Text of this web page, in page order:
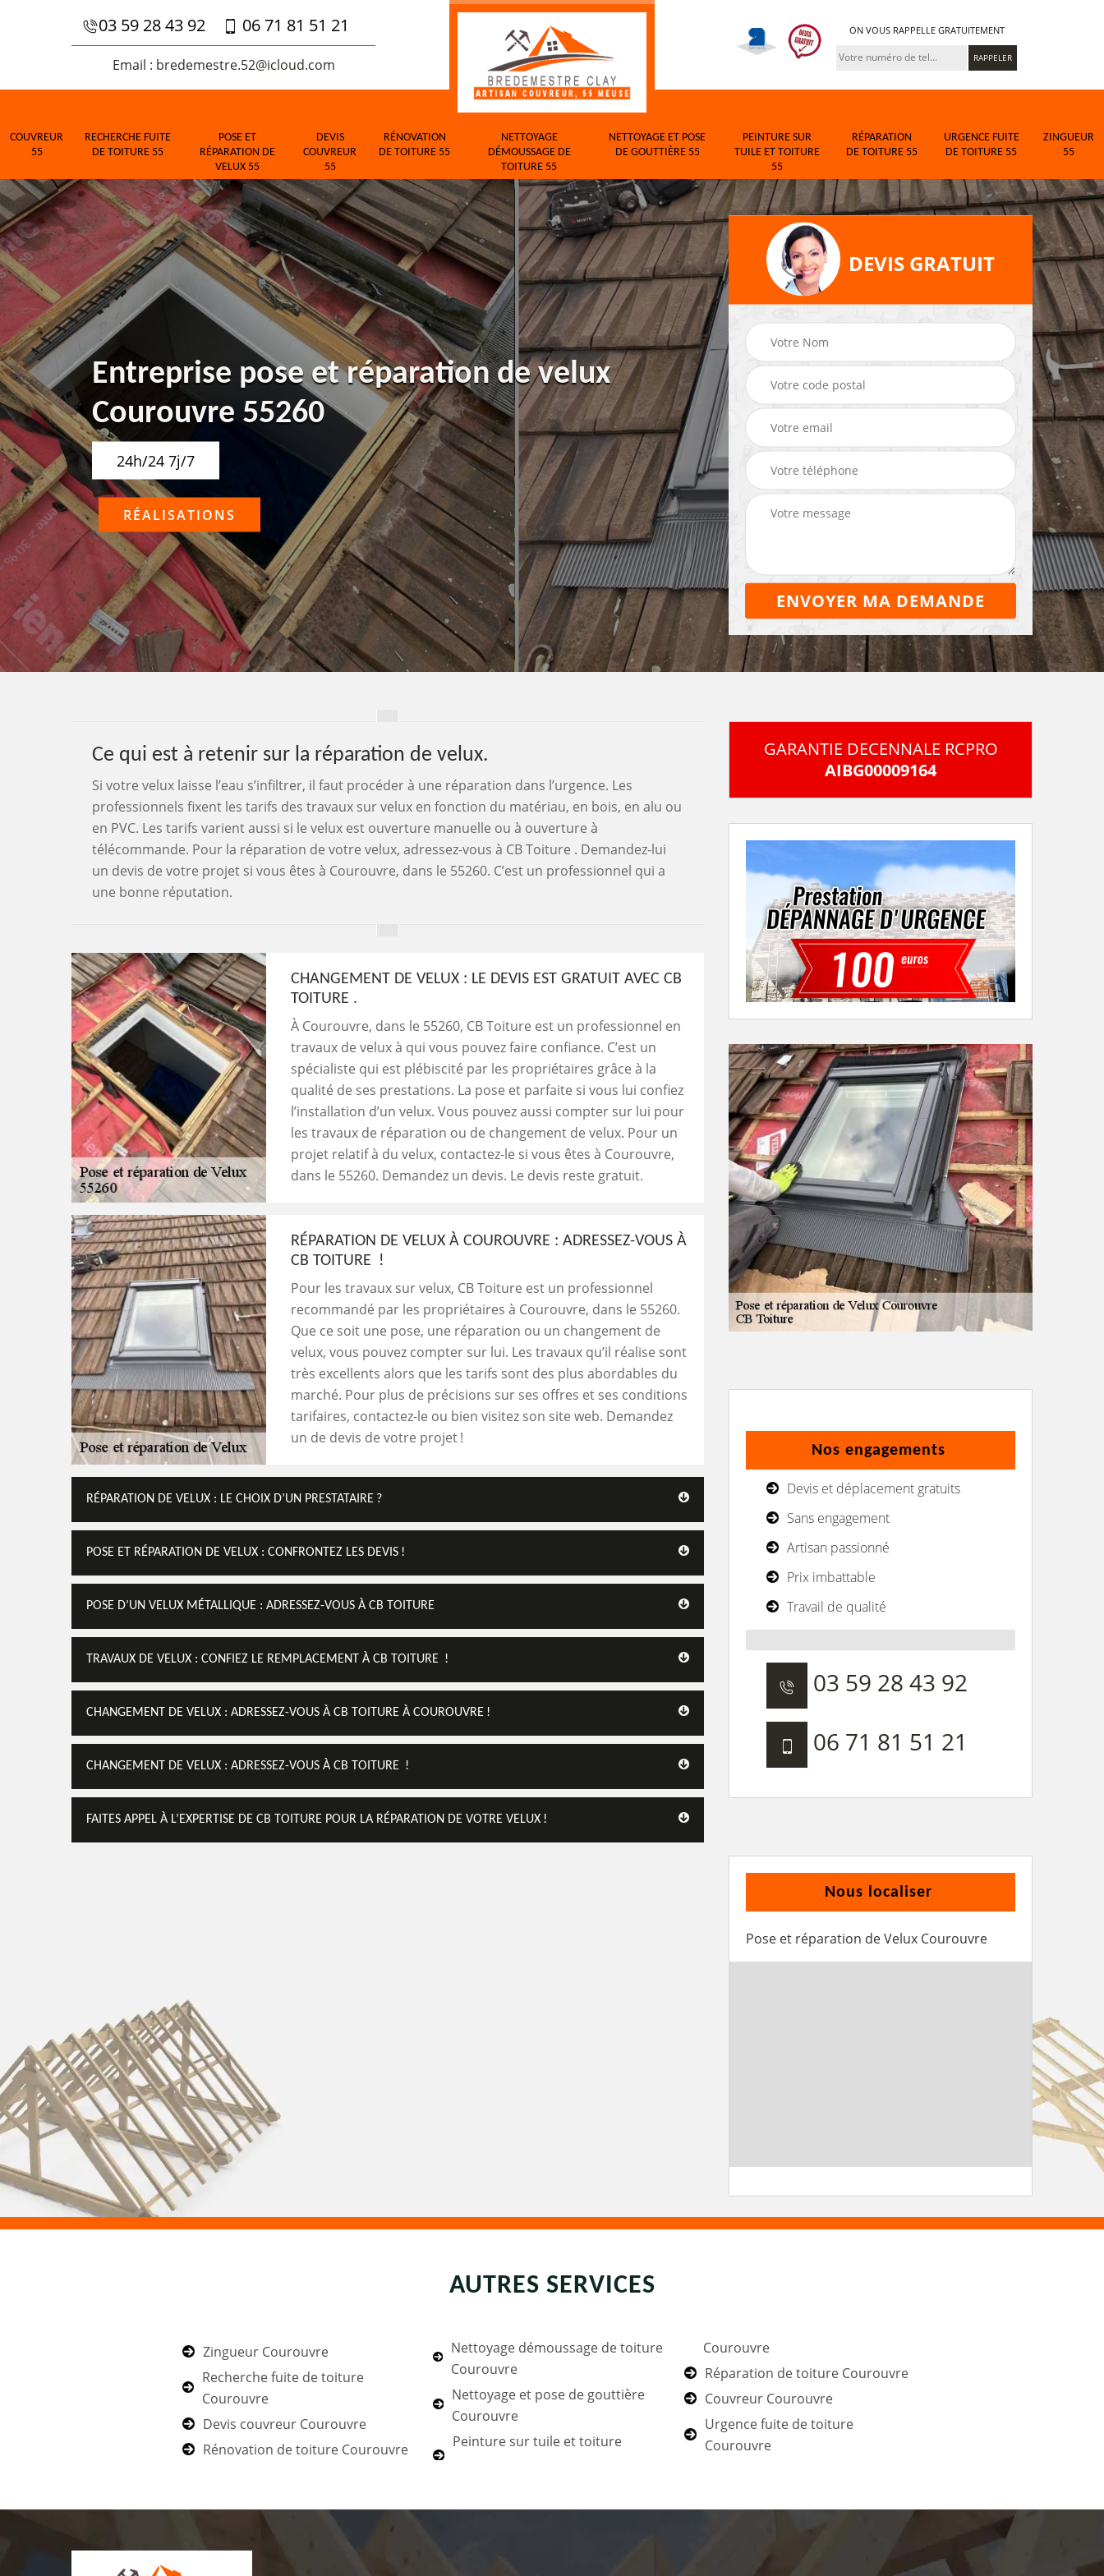
03 59 28 43 92 06 71 81 51 21
Email : bredemestre.52@icloud.com
ON VOUS RAPPELLE GRATUITEMENT
COUVREUR
55
RECHERCHE FUITE
DE TOITURE 55
POSE ET
RÉPARATION DE
VELUX 55
DEVIS
COUVREUR
55
RÉNOVATION
DE TOITURE 55
NETTOYAGE
DÉMOUSSAGE DE
TOITURE 55
NETTOYAGE ET POSE
DE GOUTTIÈRE 55
PEINTURE SUR
TUILE ET TOITURE
55
RÉPARATION
DE TOITURE 55
URGENCE FUITE
DE TOITURE 55
ZINGUEUR
55
Entreprise pose et réparation de velux
Courouvre 55260
24h/24 7j/7
RÉALISATIONS
DEVIS GRATUIT
Ce qui est à retenir sur la réparation de velux.
Si votre velux laisse l’eau s’infiltrer, il faut procéder à une réparation dans l’urgence. Les
professionnels fixent les tarifs des travaux sur velux en fonction du matériau, en bois, en alu ou
en PVC. Les tarifs varient aussi si le velux est ouverture manuelle ou à ouverture à
télécommande. Pour la réparation de votre velux, adressez-vous à CB Toiture . Demandez-lui
un devis de votre projet si vous êtes à Courouvre, dans le 55260. C’est un professionnel qui a
une bonne réputation.
CHANGEMENT DE VELUX : LE DEVIS EST GRATUIT AVEC CB
TOITURE .
À Courouvre, dans le 55260, CB Toiture est un professionnel en
travaux de velux à qui vous pouvez faire confiance. C’est un
spécialiste qui est plébiscité par les propriétaires grâce à la
qualité de ses prestations. La pose et parfaite si vous lui confiez
l’installation d’un velux. Vous pouvez aussi compter sur lui pour
les travaux de réparation ou de changement de velux. Pour un
projet relatif à du velux, contactez-le si vous êtes à Courouvre,
dans le 55260. Demandez un devis. Le devis reste gratuit.
RÉPARATION DE VELUX À COUROUVRE : ADRESSEZ-VOUS À
CB TOITURE !
Pour les travaux sur velux, CB Toiture est un professionnel
recommandé par les propriétaires à Courouvre, dans le 55260.
Que ce soit une pose, une réparation ou un changement de
velux, vous pouvez compter sur lui. Les travaux qu’il réalise sont
très excellents alors que les tarifs sont des plus abordables du
marché. Pour plus de précisions sur ses offres et ses conditions
tarifaires, contactez-le ou bien visitez son site web. Demandez
un de devis de votre projet !
RÉPARATION DE VELUX : LE CHOIX D’UN PRESTATAIRE ?
POSE ET RÉPARATION DE VELUX : CONFRONTEZ LES DEVIS !
POSE D’UN VELUX MÉTALLIQUE : ADRESSEZ-VOUS À CB TOITURE
TRAVAUX DE VELUX : CONFIEZ LE REMPLACEMENT À CB TOITURE !
CHANGEMENT DE VELUX : ADRESSEZ-VOUS À CB TOITURE À COUROUVRE !
CHANGEMENT DE VELUX : ADRESSEZ-VOUS À CB TOITURE !
FAITES APPEL À L’EXPERTISE DE CB TOITURE POUR LA RÉPARATION DE VOTRE VELUX !
GARANTIE DECENNALE RCPRO
AIBG00009164
Nos engagements
Devis et déplacement gratuits
Sans engagement
Artisan passionné
Prix imbattable
Travail de qualité
03 59 28 43 92
06 71 81 51 21
Nous localiser
Pose et réparation de Velux Courouvre
AUTRES SERVICES
Zingueur Courouvre
Recherche fuite de toiture
Courouvre
Devis couvreur Courouvre
Rénovation de toiture Courouvre
Nettoyage démoussage de toiture
Courouvre
Nettoyage et pose de gouttière
Courouvre
Peinture sur tuile et toiture
Courouvre
Réparation de toiture Courouvre
Couvreur Courouvre
Urgence fuite de toiture
Courouvre